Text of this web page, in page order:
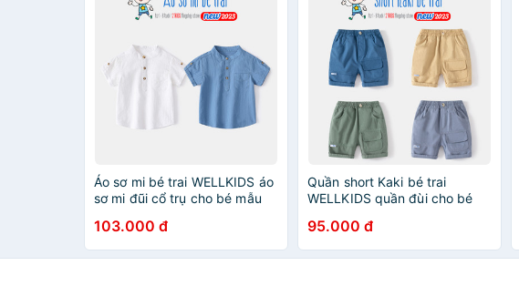
Áo sơ mi bé trai WELLKIDS áo
sơ mi đũi cổ trụ cho bé mẫu
103.000 đ
Quần short Kaki bé trai
WELLKIDS quần đùi cho bé
95.000 đ